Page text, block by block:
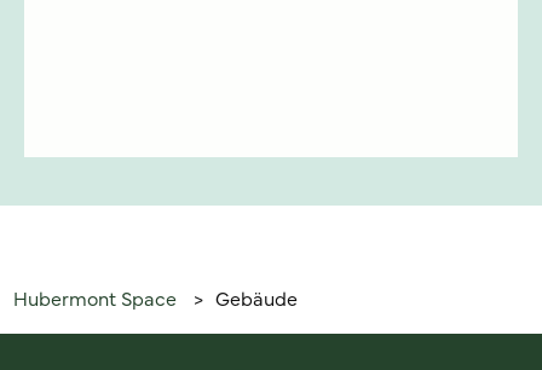
Hubermont Space > Gebäude